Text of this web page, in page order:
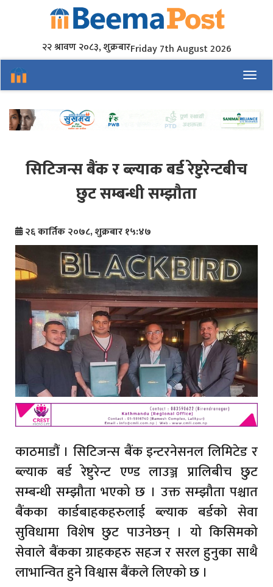
२२ श्रावण २०८३, शुक्रबारFriday 7th August 2026
सिटिजन्स बैंक र ब्ल्याक बर्ड रेष्टुरेन्टबीच
छुट सम्बन्धी सम्झौता
२६ कार्तिक २०७८, शुक्रबार १५:४७
काठमाडौं । सिटिजन्स बैंक इन्टरनेसनल लिमिटेड र
ब्ल्याक बर्ड रेष्टुरेन्ट एण्ड लाउञ्ज प्रालिबीच छुट
सम्बन्धी सम्झौता भएको छ । उक्त सम्झौता पश्चात
बैंकका कार्डबाहकहरुलाई ब्ल्याक बर्डको सेवा
सुविधामा विशेष छुट पाउनेछन् । यो किसिमको
सेवाले बैंकका ग्राहकहरु सहज र सरल हुनुका साथै
लाभान्वित हुने विश्वास बैंकले लिएको छ ।